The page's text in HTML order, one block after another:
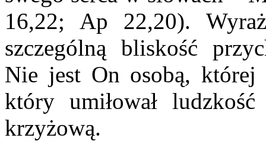
16,22; Ap 22,20).
szczególną bliskość
Nie jest On osobą, której
który umiłował
krzyżową.